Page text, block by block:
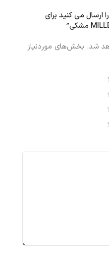
ارسال می کنید برای
شد. بخش‌های موردنیاز